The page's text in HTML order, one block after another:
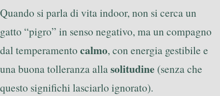
Quando si parla di vita indoor, non si cerca un
gatto “pigro” in senso negativo, ma un compagno
dal temperamento calmo, con energia gestibile e
una buona tolleranza allasolitudine (senza che
questo significhi lasciarlo ignorato).